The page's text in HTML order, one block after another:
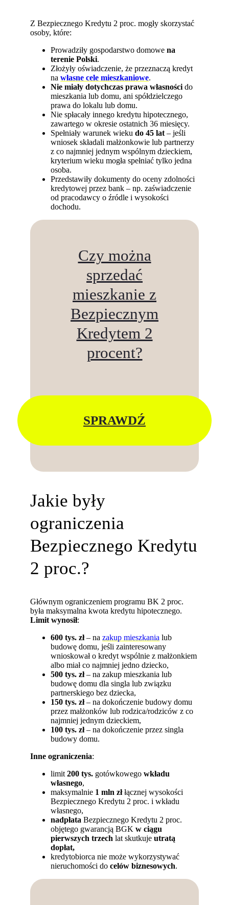
Z Bezpiecznego Kredytu 2 proc. mogły skorzystać
osoby, które:
Prowadziły gospodarstwo domowena
terenie Polski.
Złożyły oświadczenie, że przeznaczą kredyt
nawłasne cele mieszkaniowe.
Nie miały dotychczas prawa własności do
mieszkania lub domu, ani spółdzielczego
prawa do lokalu lub domu.
Nie spłacały innego kredytu hipotecznego,
zawartego w okresie ostatnich 36 miesięcy.
Spełniały warunek wiekudo 45 lat– jeśli
wniosek składali małżonkowie lub partnerzy
z co najmniej jednym wspólnym dzieckiem,
kryterium wieku mogła spełniać tylko jedna
osoba.
Przedstawiły dokumenty do oceny zdolności
kredytowej przez bank – np. zaświadczenie
od pracodawcy o źródle i wysokości
dochodu.
Czy można
sprzedać
mieszkanie z
Bezpiecznym
Kredytem 2
procent?
SPRAWDŹ
Jakie były
ograniczenia
Bezpiecznego Kredytu
2 proc.?
Głównym ograniczeniem programu BK 2 proc.
była maksymalna kwota kredytu hipotecznego.
Limit wynosił:
600 tys. zł– nazakup mieszkania lub
budowę domu, jeśli zainteresowany
wnioskował o kredyt wspólnie z małżonkiem
albo miał co najmniej jedno dziecko,
500 tys. zł– na zakup mieszkania lub
budowę domu dla singla lub związku
partnerskiego bez dziecka,
150 tys. zł– na dokończenie budowy domu
przez małżonków lub rodzica/rodziców z co
najmniej jednym dzieckiem,
100 tys. zł– na dokończenie przez singla
budowy domu.
Inne ograniczenia:
limit200 tys. gotówkowegowkładu
własnego,
maksymalnie 1 mln złłącznej wysokości
Bezpiecznego Kredytu 2 proc. i wkładu
własnego,
nadpłata Bezpiecznego Kredytu 2 proc.
objętego gwarancją BGKw ciągu
pierwszych trzech lat skutkujeutratą
dopłat,
kredytobiorca nie może wykorzystywać
nieruchomości docelów biznesowych.